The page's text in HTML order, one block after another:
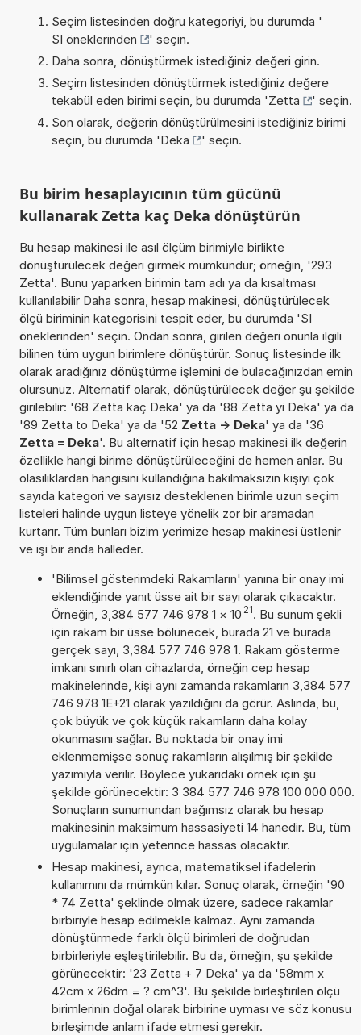
Seçim listesinden doğru kategoriyi, bu durumda '
SI öneklerinden
' seçin.
Daha sonra, dönüştürmek istediğiniz değeri girin.
Seçim listesinden dönüştürmek istediğiniz değere
tekabül eden birimi seçin, bu durumda 'Zetta
' seçin.
Son olarak, değerin dönüştürülmesini istediğiniz birimi
seçin, bu durumda 'Deka ' seçin.
Bu birim hesaplayıcının tüm gücünü
kullanarak Zetta kaç Deka dönüştürün
Bu hesap makinesi ile asıl ölçüm birimiyle birlikte
dönüştürülecek değeri girmek mümkündür; örneğin, '293
Zetta'. Bunu yaparken birimin tam adı ya da kısaltması
kullanılabilir Daha sonra, hesap makinesi, dönüştürülecek
ölçü biriminin kategorisini tespit eder, bu durumda 'SI
öneklerinden' seçin. Ondan sonra, girilen değeri onunla ilgili
bilinen tüm uygun birimlere dönüştürür. Sonuç listesinde ilk
olarak aradığınız dönüştürme işlemini de bulacağınızdan emin
olursunuz. Alternatif olarak, dönüştürülecek değer şu şekilde
girilebilir: '68 Zetta kaç Deka' ya da '88 Zetta yi Deka' ya da
'89 Zetta to Deka' ya da '52 Zetta -> Deka' ya da '36
Zetta = Deka'. Bu alternatif için hesap makinesi ilk değerin
özellikle hangi birime dönüştürüleceğini de hemen anlar. Bu
olasılıklardan hangisini kullandığına bakılmaksızın kişiyi çok
sayıda kategori ve sayısız desteklenen birimle uzun seçim
listeleri halinde uygun listeye yönelik zor bir aramadan
kurtarır. Tüm bunları bizim yerimize hesap makinesi üstlenir
ve işi bir anda halleder.
'Bilimsel gösterimdeki Rakamların' yanına bir onay imi
eklendiğinde yanıt üsse ait bir sayı olarak çıkacaktır.
Örneğin, 3,384 577 746 978 1 × 10 21. Bu sunum şekli
için rakam bir üsse bölünecek, burada 21 ve burada
gerçek sayı, 3,384 577 746 978 1. Rakam gösterme
imkanı sınırlı olan cihazlarda, örneğin cep hesap
makinelerinde, kişi aynı zamanda rakamların 3,384 577
746 978 1E+21 olarak yazıldığını da görür. Aslında, bu,
çok büyük ve çok küçük rakamların daha kolay
okunmasını sağlar. Bu noktada bir onay imi
eklenmemişse sonuç rakamların alışılmış bir şekilde
yazımıyla verilir. Böylece yukarıdaki örnek için şu
şekilde görünecektir: 3 384 577 746 978 100 000 000.
Sonuçların sunumundan bağımsız olarak bu hesap
makinesinin maksimum hassasiyeti 14 hanedir. Bu, tüm
uygulamalar için yeterince hassas olacaktır.
Hesap makinesi, ayrıca, matematiksel ifadelerin
kullanımını da mümkün kılar. Sonuç olarak, örneğin '90
* 74 Zetta' şeklinde olmak üzere, sadece rakamlar
birbiriyle hesap edilmekle kalmaz. Aynı zamanda
dönüştürmede farklı ölçü birimleri de doğrudan
birbirleriyle eşleştirilebilir. Bu da, örneğin, şu şekilde
görünecektir: '23 Zetta + 7 Deka' ya da '58mm x
42cm x 26dm = ? cm^3'. Bu şekilde birleştirilen ölçü
birimlerinin doğal olarak birbirine uyması ve söz konusu
birleşimde anlam ifade etmesi gerekir.